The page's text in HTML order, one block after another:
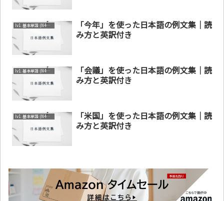
lv1. 基本単語 (N4～N5)
「今年」を使った日本語の例文集｜読
み方と英訳付き
lv1. 基本単語 (N4～N5)
「会議」を使った日本語の例文集｜読
み方と英訳付き
lv1. 基本単語 (N4～N5)
「米国」を使った日本語の例文集｜読
み方と英訳付き